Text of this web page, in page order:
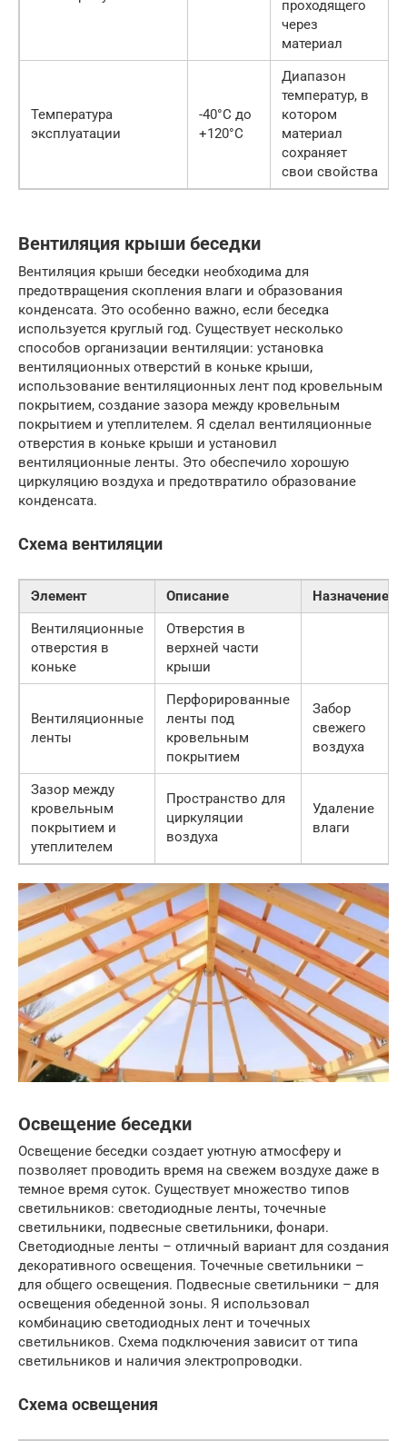
проходящего
через
материал
Температура
эксплуатации
-40°C до
+120°C
Диапазон
температур, в
котором
материал
сохраняет
свои свойства
Вентиляция крыши беседки
Вентиляция крыши беседки необходима для
предотвращения скопления влаги и образования
конденсата. Это особенно важно, если беседка
используется круглый год. Существует несколько
способов организации вентиляции: установка
вентиляционных отверстий в коньке крыши,
использование вентиляционных лент под кровельным
покрытием, создание зазора между кровельным
покрытием и утеплителем. Я сделал вентиляционные
отверстия в коньке крыши и установил
вентиляционные ленты. Это обеспечило хорошую
циркуляцию воздуха и предотвратило образование
конденсата.
Схема вентиляции
Элемент Описание
Назначение
Вентиляционные
отверстия в
коньке
Отверстия в
верхней части
крыши
Вентиляционные
ленты
Перфорированные
ленты под
кровельным
покрытием
Забор
свежего
воздуха
Зазор между
кровельным
покрытием и
утеплителем
Пространство для
циркуляции
воздуха
Удаление
влаги
Освещение беседки
Освещение беседки создает уютную атмосферу и
позволяет проводить время на свежем воздухе даже в
темное время суток. Существует множество типов
светильников: светодиодные ленты, точечные
светильники, подвесные светильники, фонари.
Светодиодные ленты – отличный вариант для создания
декоративного освещения. Точечные светильники –
для общего освещения. Подвесные светильники – для
освещения обеденной зоны. Я использовал
комбинацию светодиодных лент и точечных
светильников. Схема подключения зависит от типа
светильников и наличия электропроводки.
Схема освещения